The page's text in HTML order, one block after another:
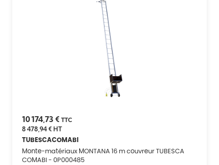
10 174,73 € TTC
8 478,94 €HT
TUBESCACOMABI
Monte-matériaux MONTANA 16 m couvreur TUBESCA
COMABI - 0P000485